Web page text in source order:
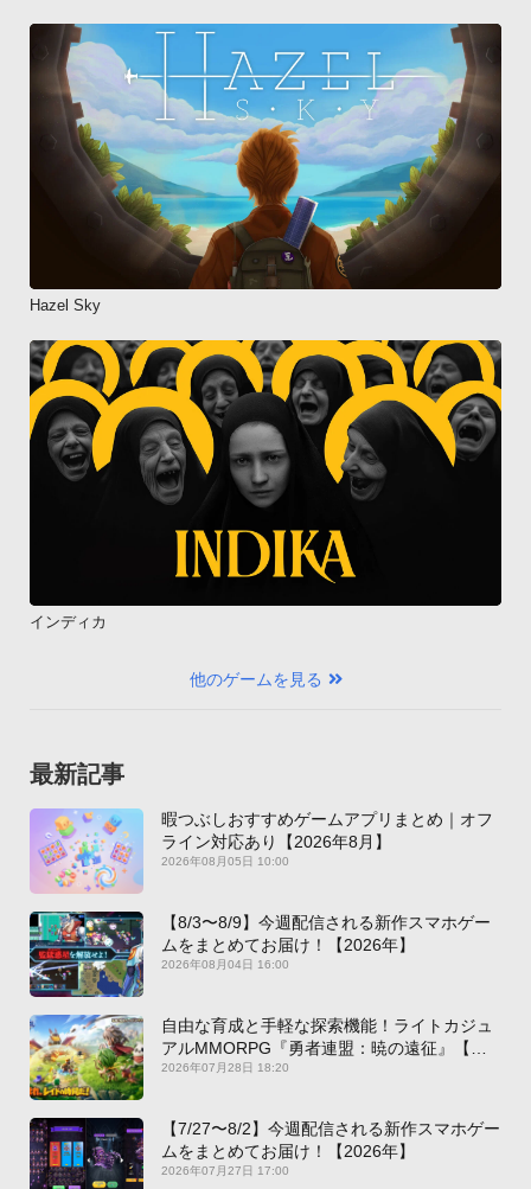
Hazel Sky
インディカ
他のゲームを見る
最新記事
暇つぶしおすすめゲームアプリまとめ｜オフ
ライン対応あり【2026年8月】
2026年08月05日 10:00
【8/3〜8/9】今週配信される新作スマホゲー
ムをまとめてお届け！【2026年】
2026年08月04日 16:00
自由な育成と手軽な探索機能！ライトカジュ
アルMMORPG『勇者連盟：暁の遠征』【最
新作PICKUP】
2026年07月28日 18:20
【7/27〜8/2】今週配信される新作スマホゲー
ムをまとめてお届け！【2026年】
2026年07月27日 17:00